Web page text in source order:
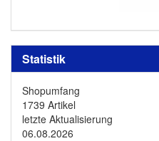
Statistik
Shopumfang
1739 Artikel
letzte Aktualisierung
06.08.2026